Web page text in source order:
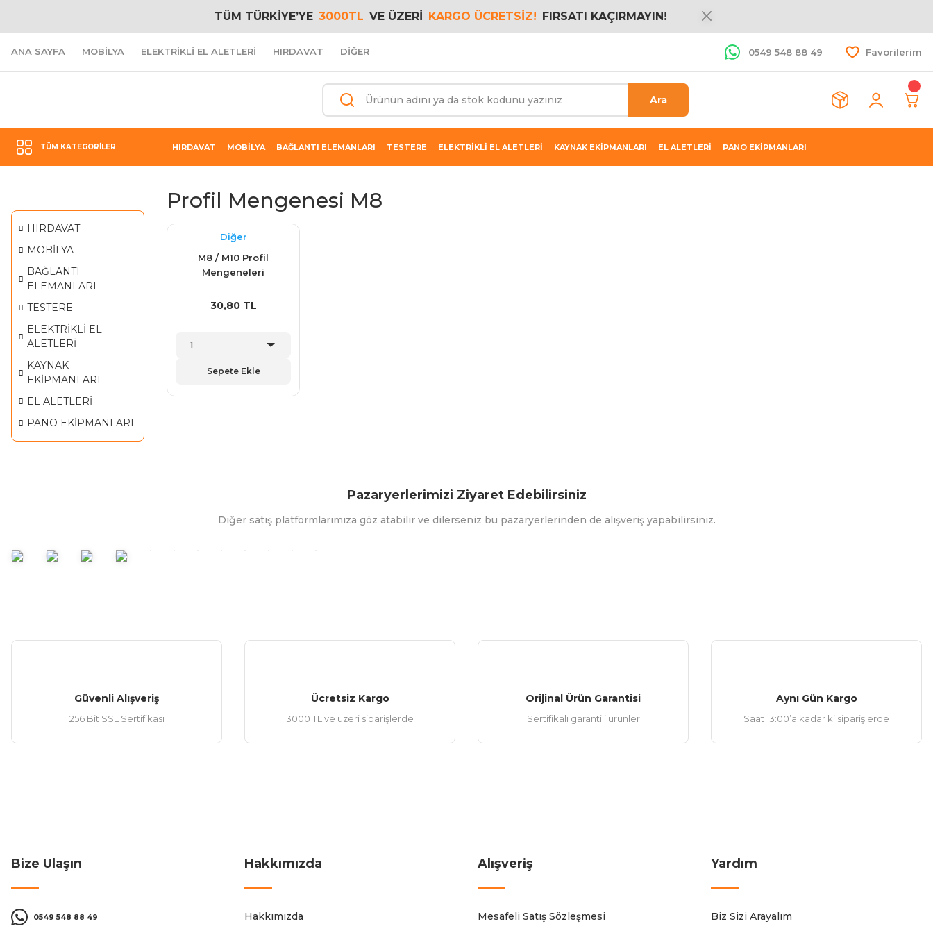
TÜM TÜRKİYE’YE 3000TL VE ÜZERİ KARGO ÜCRETSİZ! FIRSATI KAÇIRMAYIN!
ANA SAYFA MOBİLYA ELEKTRİKLİ EL ALETLERİ HIRDAVAT DİĞER 0549 548 88 49 Favorilerim
Ara
TÜM KATEGORILER HIRDAVAT MOBİLYA BAĞLANTI ELEMANLARI TESTERE ELEKTRİKLİ EL ALETLERİ KAYNAK EKİPMANLARI EL ALETLERİ PANO EKİPMANLARI
HIRDAVAT
MOBİLYA
BAĞLANTI
ELEMANLARI
TESTERE
ELEKTRİKLİ EL
ALETLERİ
KAYNAK
EKİPMANLARI
EL ALETLERİ
PANO EKİPMANLARI
Profil Mengenesi M8
Diğer
M8 / M10 Profil
Mengeneleri
30,80 TL
Sepete Ekle
Pazaryerlerimizi Ziyaret Edebilirsiniz
Diğer satış platformlarımıza göz atabilir ve dilerseniz bu pazaryerlerinden de alışveriş yapabilirsiniz.
Güvenli Alışveriş
256 Bit SSL Sertifikası
Ücretsiz Kargo
3000 TL ve üzeri siparişlerde
Orijinal Ürün Garantisi
Sertifikalı garantili ürünler
Aynı Gün Kargo
Saat 13:00’a kadar ki siparişlerde
Bize Ulaşın
0549 548 88 49
Hakkımızda
Hakkımızda
Alışveriş
Mesafeli Satış Sözleşmesi
Yardım
Biz Sizi Arayalım